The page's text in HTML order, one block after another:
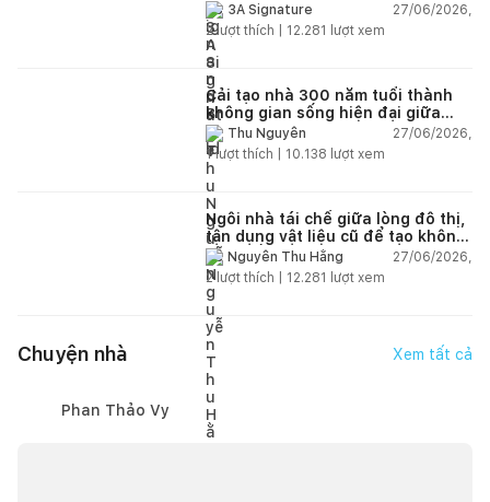
3A Signature
27/06/2026,
2lượt thích | 12.281 lượt xem
Cải tạo nhà 300 năm tuổi thành
không gian sống hiện đại giữa
thiên nhiên
Thu Nguyễn
27/06/2026,
1lượt thích | 10.138 lượt xem
Ngôi nhà tái chế giữa lòng đô thị,
tận dụng vật liệu cũ để tạo không
gian sống linh hoạt
Nguyễn Thu Hằng
27/06/2026,
2lượt thích | 12.281 lượt xem
Chuyện nhà Xem tất cả
Phan Thảo Vy